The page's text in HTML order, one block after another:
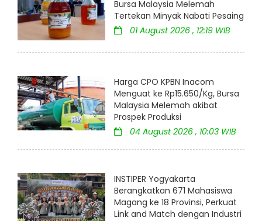
Bursa Malaysia Melemah
Tertekan Minyak Nabati Pesaing
01 August 2026 , 12:19 WIB
Harga CPO KPBN Inacom
Menguat ke Rp15.650/Kg, Bursa
Malaysia Melemah akibat
Prospek Produksi
04 August 2026 , 10:03 WIB
INSTIPER Yogyakarta
Berangkatkan 671 Mahasiswa
Magang ke 18 Provinsi, Perkuat
Link and Match dengan Industri